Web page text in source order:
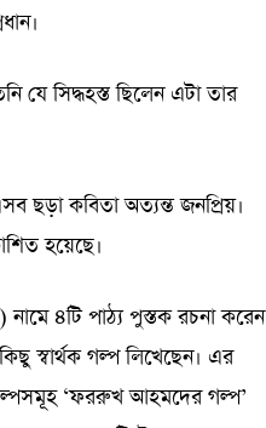
যে সিদ্ধহস্ত ছিলেন এটা তার
ছড়া কবিতা অত্যন্ত জনপ্রিয়।
হয়েছে।
৪টি পাঠ্য পুস্তক রচনা করেন
স্বার্থক গল্প লিখেছেন। এর
গল্পসমূহ ‘ফররুখ আহমদের গল্প’